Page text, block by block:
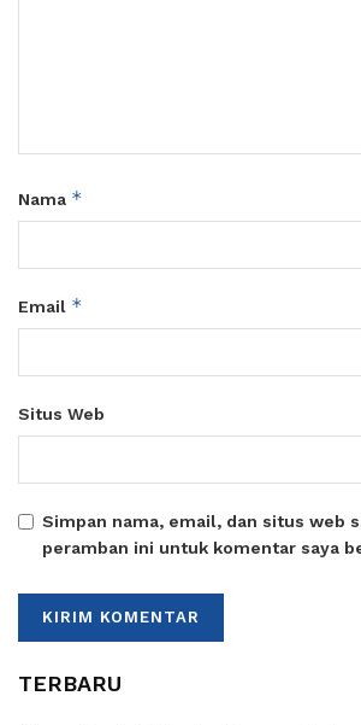
Nama *
Email *
Situs Web
Simpan nama, email, dan situs web
peramban ini untuk komentar saya
TERBARU